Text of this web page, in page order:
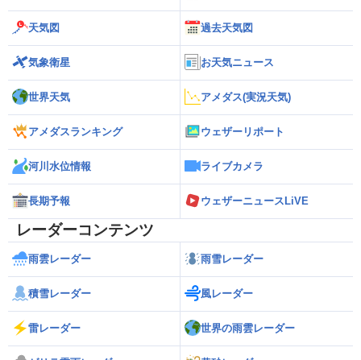
天気図 過去天気図
気象衛星 お天気ニュース
世界天気 アメダス(実況天気)
アメダスランキング ウェザーリポート
河川水位情報 ライブカメラ
長期予報 ウェザーニュースLiVE
レーダーコンテンツ
雨雲レーダー 雨雪レーダー
積雪レーダー 風レーダー
雷レーダー 世界の雨雲レーダー